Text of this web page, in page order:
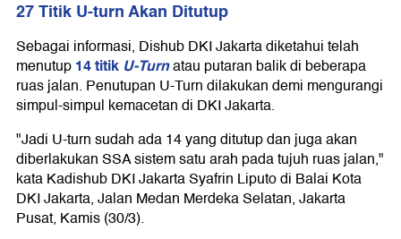
27 Titik U-turn Akan Ditutup
Sebagai informasi, Dishub DKI Jakarta diketahui telah
menutup14 titik U-Turnatau putaran balik di beberapa
ruas jalan. Penutupan U-Turn dilakukan demi mengurangi
simpul-simpul kemacetan di DKI Jakarta.
"Jadi U-turn sudah ada 14 yang ditutup dan juga akan
diberlakukan SSA sistem satu arah pada tujuh ruas jalan,"
kata Kadishub DKI Jakarta Syafrin Liputo di Balai Kota
DKI Jakarta, Jalan Medan Merdeka Selatan, Jakarta
Pusat, Kamis (30/3).